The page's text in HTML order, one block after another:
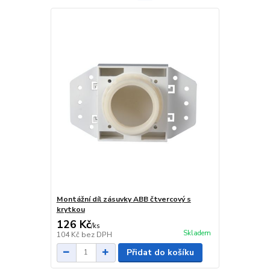
Montážní díl zásuvky ABB čtvercový s
krytkou
126 Kč/ks
104 Kč bez DPH Skladem
Přidat do košíku